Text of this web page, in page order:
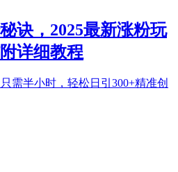
诀，2025最新涨粉玩
详细教程